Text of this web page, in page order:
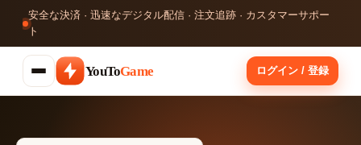
安全な決済 · 迅速なデジタル配信 · 注文追跡 · カスタマーサポー
ト
YouToGame ログイン / 登録